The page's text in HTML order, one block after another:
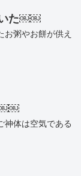
いた￼￼
粥やお餅が供え
神体は空気である